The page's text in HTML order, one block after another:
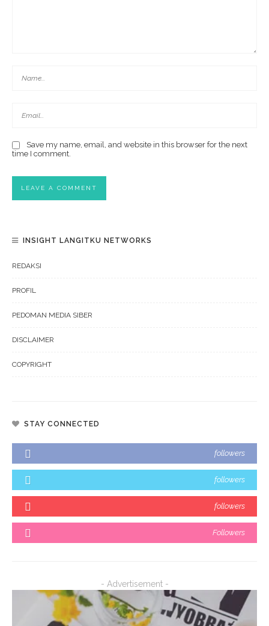
Save my name, email, and website in this browser for the next
time I comment.
INSIGHT LANGITKU NETWORKS
REDAKSI
PROFIL
PEDOMAN MEDIA SIBER
DISCLAIMER
COPYRIGHT
STAY CONNECTED
followers
followers
followers
Followers
- Advertisement -